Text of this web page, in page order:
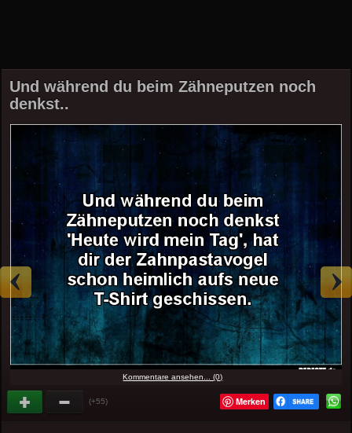
Und während du beim Zähneputzen noch
denkst..
Kommentare ansehen... (0)
(+55) Merken